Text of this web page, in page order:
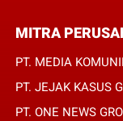
MITRA
PT. MEDIA
PT. JEJAK KASUS
PT. ONE NEWS